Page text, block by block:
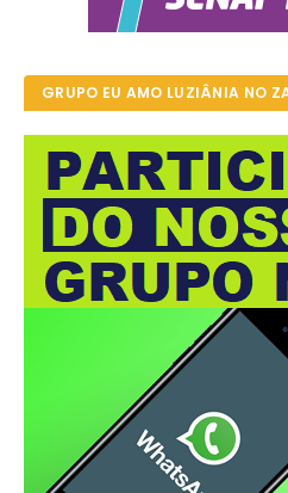
GRUPO EU AMO LUZIÂNIA NO